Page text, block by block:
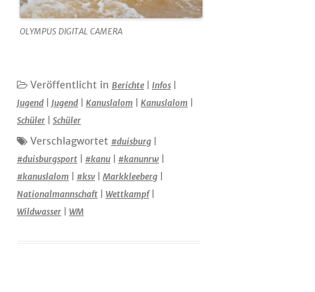
OLYMPUS DIGITAL CAMERA
Veröffentlicht in Berichte Infos
Jugend
Jugend Kanuslalom Kanuslalom
Schüler
Schüler
Verschlagwortet #duisburg
#duisburgsport
#kanu #kanunrw
#kanuslalom
#ksv Markkleeberg
Nationalmannschaft
Wettkampf|
Wildwasser
WM